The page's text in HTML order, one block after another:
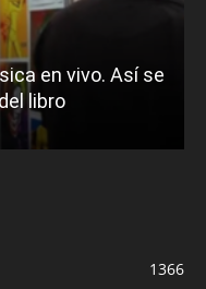
en vivo. Así se
libro
1366